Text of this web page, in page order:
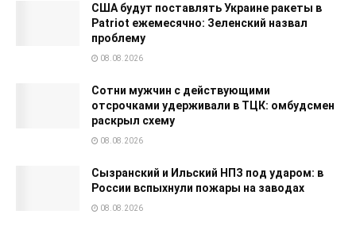
США будут поставлять Украине ракеты в
Patriot ежемесячно: Зеленский назвал
проблему
08.08.2026
Сотни мужчин с действующими
отсрочками удерживали в ТЦК: омбудсмен
раскрыл схему
08.08.2026
Сызранский и Ильский НПЗ под ударом: в
России вспыхнули пожары на заводах
08.08.2026